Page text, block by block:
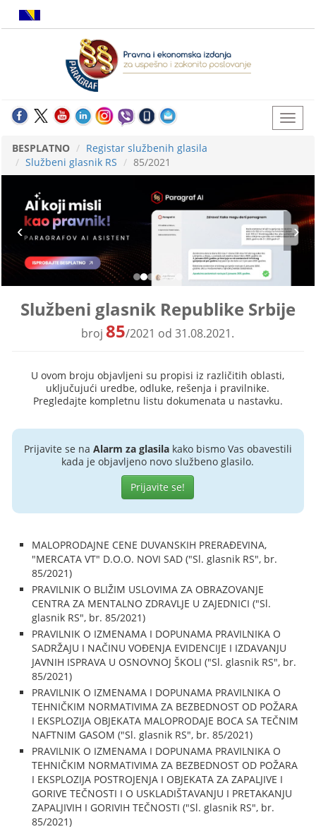
BESPLATNO
Registar službenih glasila
Službeni glasnik RS
85/2021
Službeni glasnik Republike Srbije
broj85/2021 od 31.08.2021.
U ovom broju objavljeni su propisi iz različitih oblasti,
uključujući uredbe, odluke, rešenja i pravilnike.
Pregledajte kompletnu listu dokumenata u nastavku.
Prijavite se na Alarm za glasilakako bismo Vas obavestili
kada je objavljeno novo službeno glasilo.
Prijavite se!
MALOPRODAJNE CENE DUVANSKIH PRERAĐEVINA,
"MERCATA VT" D.O.O. NOVI SAD ("Sl. glasnik RS", br.
85/2021)
PRAVILNIK O BLIŽIM USLOVIMA ZA OBRAZOVANJE
CENTRA ZA MENTALNO ZDRAVLJE U ZAJEDNICI ("Sl.
glasnik RS", br. 85/2021)
PRAVILNIK O IZMENAMA I DOPUNAMA PRAVILNIKA O
SADRŽAJU I NAČINU VOĐENJA EVIDENCIJE I IZDAVANJU
JAVNIH ISPRAVA U OSNOVNOJ ŠKOLI ("Sl. glasnik RS", br.
85/2021)
PRAVILNIK O IZMENAMA I DOPUNAMA PRAVILNIKA O
TEHNIČKIM NORMATIVIMA ZA BEZBEDNOST OD POŽARA
I EKSPLOZIJA OBJEKATA MALOPRODAJE BOCA SA TEČNIM
NAFTNIM GASOM ("Sl. glasnik RS", br. 85/2021)
PRAVILNIK O IZMENAMA I DOPUNAMA PRAVILNIKA O
TEHNIČKIM NORMATIVIMA ZA BEZBEDNOST OD POŽARA
I EKSPLOZIJA POSTROJENJA I OBJEKATA ZA ZAPALJIVE I
GORIVE TEČNOSTI I O USKLADIŠTAVANJU I PRETAKANJU
ZAPALJIVIH I GORIVIH TEČNOSTI ("Sl. glasnik RS", br.
85/2021)